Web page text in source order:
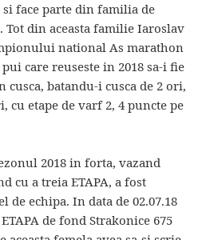
face parte din familia de
Tot din aceasta familie Iaroslav
national As marathon
care reuseste in 2018 sa-i fie
cusca, batandu-i cusca de 2 ori,
cu etape de varf 2, 4 puncte pe
2018 in forta, vazand
cu a treia ETAPA, a fost
de echipa. In data de 02.07.18
de fond Strakonice 675